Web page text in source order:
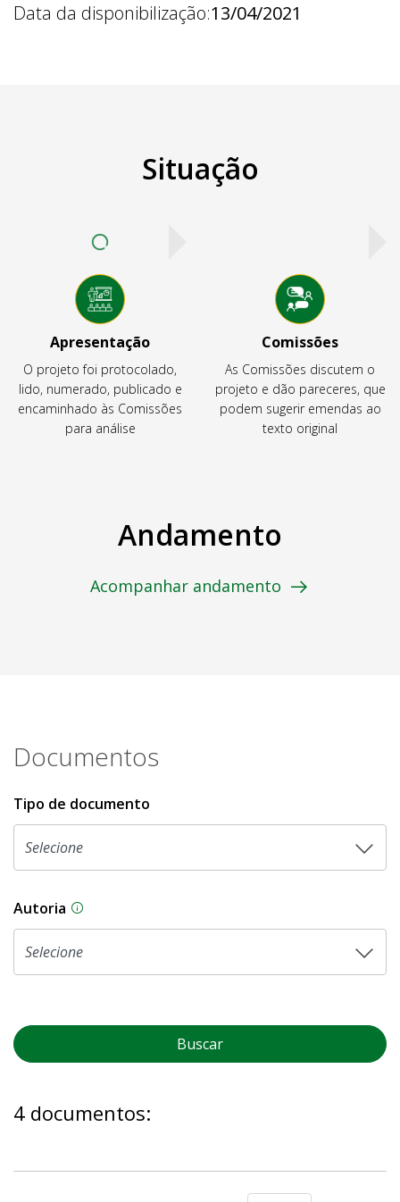
Data da disponibilização:13/04/2021
Situação
Apresentação
O projeto foi protocolado,
lido, numerado, publicado e
encaminhado às Comissões
para análise
Comissões
As Comissões discutem o
projeto e dão pareceres, que
podem sugerir emendas ao
texto original
Andamento
Acompanhar andamento
Documentos
Tipo de documento
Autoria As proposições legislativas na CLDF podem
Buscar
4 documentos: